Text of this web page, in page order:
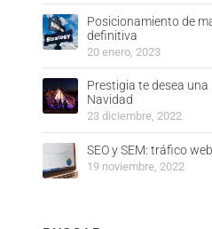
Posicionamiento de
definitiva
20 enero, 2023
Prestigia te desea una
Navidad
23 diciembre, 2022
SEO y SEM: tráfico
19 noviembre, 2022